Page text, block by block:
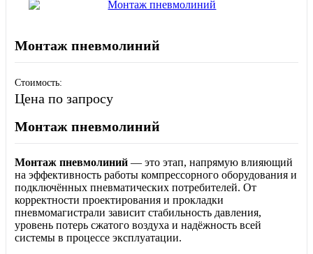
Монтаж пневмолиний
Стоимость:
Цена по запросу
Монтаж пневмолиний
Монтаж пневмолиний — это этап, напрямую влияющий
на эффективность работы компрессорного оборудования и
подключённых пневматических потребителей. От
корректности проектирования и прокладки
пневмомагистрали зависит стабильность давления,
уровень потерь сжатого воздуха и надёжность всей
системы в процессе эксплуатации.